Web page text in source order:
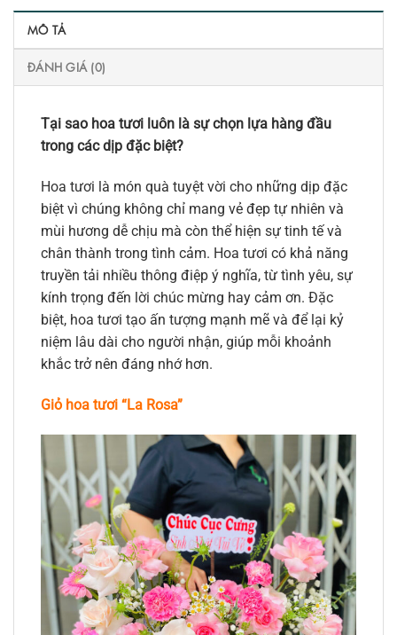
MÔ TẢ
ĐÁNH GIÁ (0)
Tại sao hoa tươi luôn là sự chọn lựa hàng đầu
trong các dịp đặc biệt?
Hoa tươi là món quà tuyệt vời cho những dịp đặc
biệt vì chúng không chỉ mang vẻ đẹp tự nhiên và
mùi hương dễ chịu mà còn thể hiện sự tinh tế và
chân thành trong tình cảm. Hoa tươi có khả năng
truyền tải nhiều thông điệp ý nghĩa, từ tình yêu, sự
kính trọng đến lời chúc mừng hay cảm ơn. Đặc
biệt, hoa tươi tạo ấn tượng mạnh mẽ và để lại kỷ
niệm lâu dài cho người nhận, giúp mỗi khoảnh
khắc trở nên đáng nhớ hơn.
Giỏ hoa tươi “La Rosa”